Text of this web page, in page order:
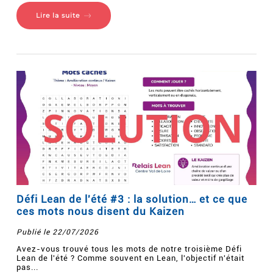
Lire la suite
Défi Lean de l'été #3 : la solution… et ce que
ces mots nous disent du Kaizen
Publié le 22/07/2026
Avez-vous trouvé tous les mots de notre troisième Défi
Lean de l'été ? Comme souvent en Lean, l'objectif n'était
pas...